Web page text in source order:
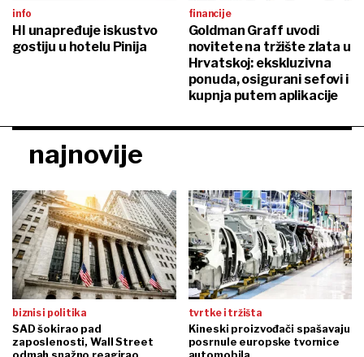
info
HI unapređuje iskustvo
gostiju u hotelu Pinija
financije
Goldman Graff uvodi
novitete na tržište zlata u
Hrvatskoj: ekskluzivna
ponuda, osigurani sefovi i
kupnja putem aplikacije
najnovije
biznis i politika
SAD šokirao pad
zaposlenosti, Wall Street
tvrtke i tržišta
Kineski proizvođači spašavaju
posrnule europske tvornice